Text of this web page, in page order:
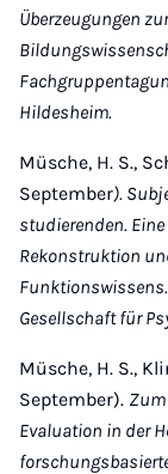
Überzeugungen
Hildesheim.
Müsche, H. S.,
September).
studierenden.
Rekonstruktion
Gesell­schaft für
Müsche, H. S.,
September).
Evaluation in der